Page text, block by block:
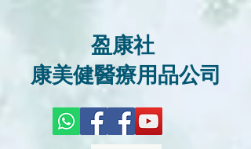
盈康社
康美健醫療用品公司